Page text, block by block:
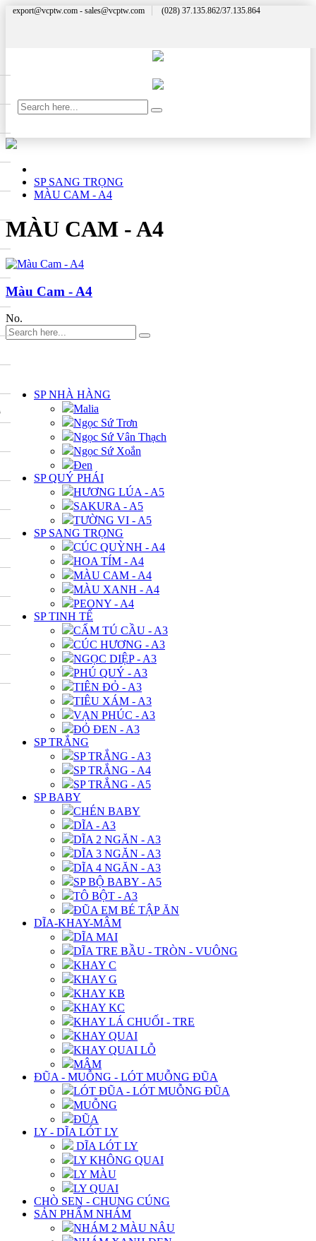
export@vcptw.com - sales@vcptw.com (028) 37.135.862/37.135.864
SP SANG TRỌNG
MÀU CAM - A4
MÀU CAM - A4
Màu Cam - A4
No.
SP NHÀ HÀNG
Malia
Ngọc Sứ Trơn
Ngọc Sứ Vân Thạch
Ngọc Sứ Xoắn
Đen
SP QUÝ PHÁI
HƯƠNG LÚA - A5
SAKURA - A5
TƯỜNG VI - A5
SP SANG TRỌNG
CÚC QUỲNH - A4
HOA TÍM - A4
MÀU CAM - A4
MÀU XANH - A4
PEONY - A4
SP TINH TẾ
CẨM TÚ CẦU - A3
CÚC HƯƠNG - A3
NGỌC DIỆP - A3
PHÚ QUÝ - A3
TIÊN ĐỎ - A3
TIÊU XÁM - A3
VẠN PHÚC - A3
ĐỎ ĐEN - A3
SP TRẮNG
SP TRẮNG - A3
SP TRẮNG - A4
SP TRẮNG - A5
SP BABY
CHÉN BABY
DĨA - A3
DĨA 2 NGĂN - A3
DĨA 3 NGĂN - A3
DĨA 4 NGĂN - A3
SP BỘ BABY - A5
TÔ BỘT - A3
ĐŨA EM BÉ TẬP ĂN
DĨA-KHAY-MÂM
DĨA MAI
DĨA TRE BẦU - TRÒN - VUÔNG
KHAY C
KHAY G
KHAY KB
KHAY KC
KHAY LÁ CHUỐI - TRE
KHAY QUAI
KHAY QUAI LỖ
MÂM
ĐŨA - MUỖNG - LÓT MUỖNG ĐŨA
LÓT ĐŨA - LÓT MUỖNG ĐŨA
MUỖNG
ĐŨA
LY - DĨA LÓT LY
DĨA LÓT LY
LY KHÔNG QUAI
LY MÀU
LY QUAI
CHÒ SEN - CHUNG CÚNG
SẢN PHẨM NHÁM
NHÁM 2 MÀU NÂU